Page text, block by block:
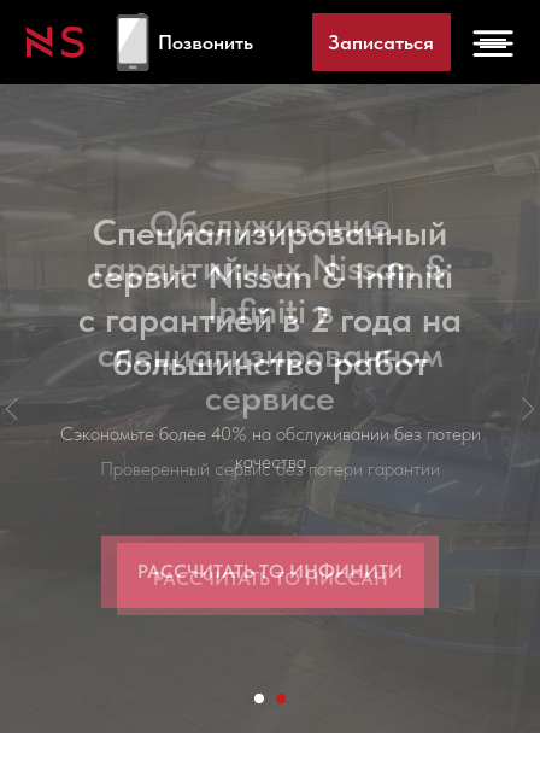
Позвонить
Специализированный
сервис Nissan & Infiniti
с гарантией в 2 года на
большинство работ
Сэкономьте более 40% на обслуживании без потери
качества
РАССЧИТАТЬ ТО ИНФИНИТИ